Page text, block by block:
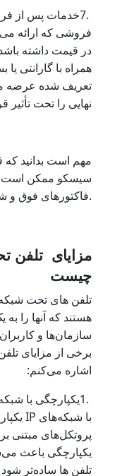
7.خدمات پس از
فروشی که ارائه
در قیمت داشته
همراه با گارانتی
تعریف شده عرضه
نهایی را تحت تأثیر
مهم است بدانید
سیسکو ممکن است
فاکتورهای فوق و شرایط بازار، متفاوت باشد.
مزایای تلفن
چیست
تلفن ‌های تحت
هستند که آنها را
سازمان‌ها و
برخی از مزایای
اشاره می‌کنم:
1.یکپارچگی با
با شبکه‌های IP
پروتکل‌های مبتنی بر
یکپارچگی باعث
تلفن‌ ها ساده‌تر